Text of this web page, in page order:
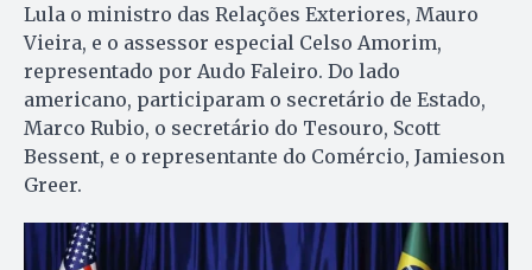
Lula o ministro das Relações Exteriores, Mauro
Vieira, e o assessor especial Celso Amorim,
representado por Audo Faleiro. Do lado
americano, participaram o secretário de Estado,
Marco Rubio, o secretário do Tesouro, Scott
Bessent, e o representante do Comércio, Jamieson
Greer.